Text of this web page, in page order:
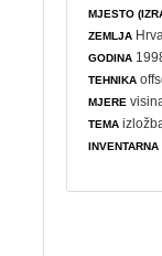
MJESTO
ZEMLJA
GODINA
TEHNIKA
MJERE
TEMA